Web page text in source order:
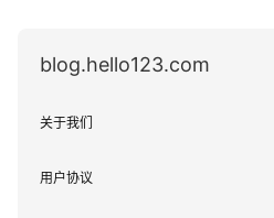
blog.hello123.com
关于我们
用户协议